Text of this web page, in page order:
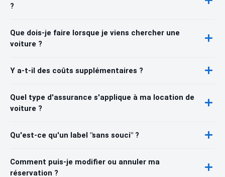
?
Que dois-je faire lorsque je viens chercher une
voiture ?
Y a-t-il des coûts supplémentaires ?
Quel type d'assurance s'applique à ma location de
voiture ?
Qu'est-ce qu'un label "sans souci" ?
Comment puis-je modifier ou annuler ma
réservation ?